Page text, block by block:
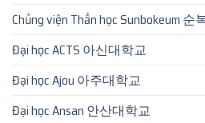
Chủng viện Thần học Sunbokeum
Đại học ACTS 아신대학교
Đại học Ajou 아주대학교
Đại học Ansan 안산대학교